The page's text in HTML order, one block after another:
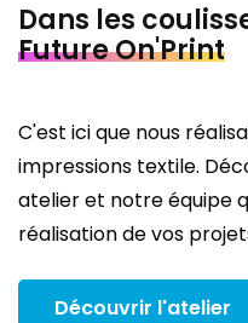
Dans les
Future On'Print
C'est ici que nous
impressions textile.
atelier et notre équipe
réalisation de vos
Découvrir l'atelier